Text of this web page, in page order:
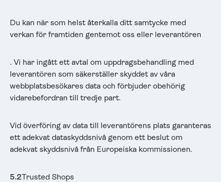
Du kan när som helst återkalla ditt samtycke med
verkan för framtiden gentemot oss eller leverantören
. Vi har ingått ett avtal om uppdragsbehandling med
leverantören som säkerställer skyddet av våra
webbplatsbesökares data och förbjuder obehörig
vidarebefordran till tredje part.
Vid överföring av data till leverantörens plats garanteras
ett adekvat dataskyddsnivå genom ett beslut om
adekvat skyddsnivå från Europeiska kommissionen.
5.2Trusted Shops